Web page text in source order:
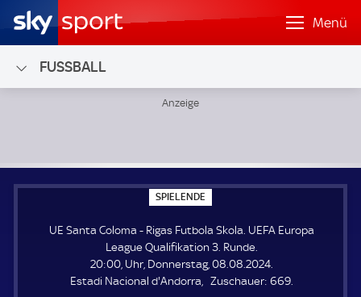
Menü
FUSSBALL
SPIELENDE
P
E
E
N
D
UE Santa Coloma - Rigas Futbola Skola. UEFA Europa
League Qualifikation 3. Runde.
20:00, Uhr, Donnerstag, 08.08.2024.
Estadi Nacional d'Andorra
Zuschauer: Z
669.